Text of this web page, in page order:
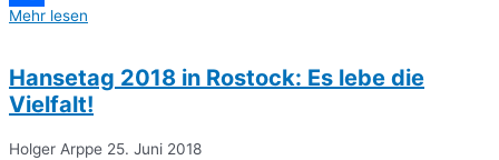
Teilen
Mehr lesen
Hansetag 2018 in Rostock: Es lebe die
Vielfalt!
Holger Arppe 25. Juni 2018